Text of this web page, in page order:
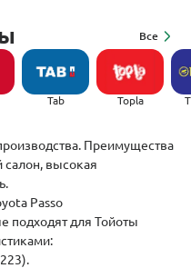
Все
Tab Topla
Преимущества
салон, высокая
Passo
подходят для Тойоты